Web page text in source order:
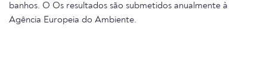
banhos. O Os resultados são submetidos anualmente à
Agência Europeia do Ambiente.